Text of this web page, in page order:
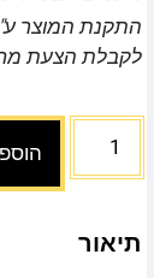
התקנת המוצר
לקבלת הצעת
תיאור